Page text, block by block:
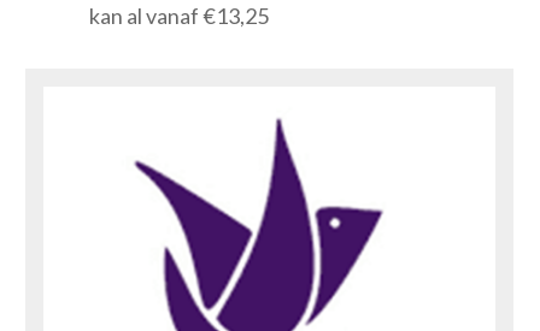
kan al vanaf €13,25